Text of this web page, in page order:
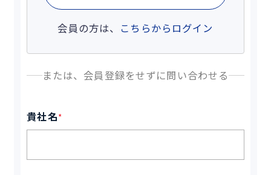
会員の方は、 こちらからログイン
または、会員登録をせずに問い合わせる
貴社名*